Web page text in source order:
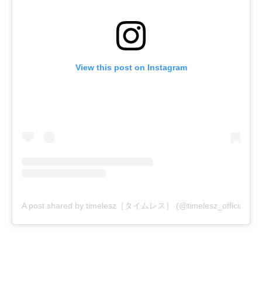
View this post on Instagram
A post shared by timelesz［タイムレス］ (@timelesz_official)